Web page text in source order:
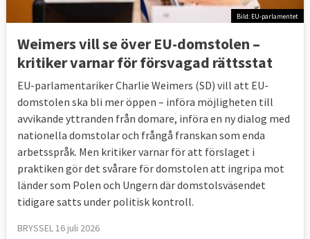
vissa EU-regler mot penningtvätt och
finansiering av terrorism
4 juni 2009Sverige förloradeEj i tid infört
vissa EU-regler om finansiella företag som
behöver tillstånd
14 maj 2009Sverige förloradeEj i tid infört
miniminormer för när
tredjelandsmedborgare eller statslösa
personer ska betraktas som flyktingar
3 mars 2009 Sverige förlorade
Om investeringsskyddsavtal med tredje
Bild: EU-parlamentet
Weimers vill se över EU-domstolen –
kritiker varnar för försvagad rättsstat
EU-parlamentariker Charlie Weimers (SD) vill att EU-
domstolen ska bli mer öppen – införa möjligheten till
avvikande yttranden från domare, införa en ny dialog med
nationella domstolar och frångå franskan som enda
arbetsspråk. Men kritiker varnar för att förslaget i
praktiken gör det svårare för domstolen att ingripa mot
länder som Polen och Ungern där domstolsväsendet
tidigare satts under politisk kontroll.
BRYSSEL 16 juli 2026